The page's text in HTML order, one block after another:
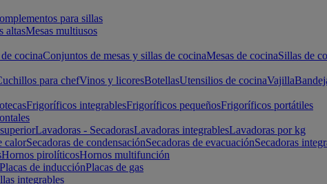
para sillas
altasMesas multiusos
cocinaConjuntos de mesas y sillas de cocinaMesas de cocinaSillas de
para chefVinos y licoresBotellasUtensilios de cocinaVajilla
Frigoríficos integrablesFrigoríficos pequeñosFrigoríficos portátiles
Lavadoras - SecadorasLavadoras integrablesLavadoras por kg
calorSecadoras de condensaciónSecadoras de evacuaciónSecadoras
Hornos pirolíticosHornos multifunción
Placas de inducciónPlacas de gas
integrables